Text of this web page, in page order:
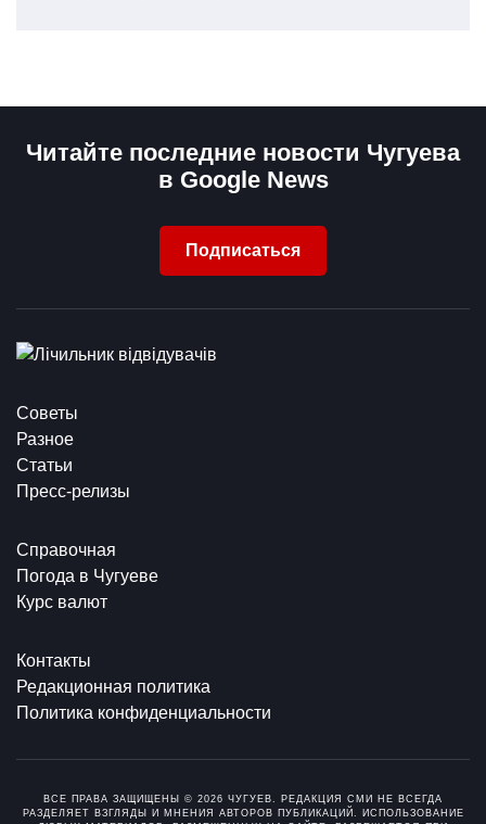
Читайте последние новости Чугуева
в Google News
Подписаться
Советы
Разное
Статьи
Пресс-релизы
Справочная
Погода в Чугуеве
Курс валют
Контакты
Редакционная политика
Политика конфиденциальности
ВСЕ ПРАВА ЗАЩИЩЕНЫ © 2026 ЧУГУЕВ. РЕДАКЦИЯ СМИ НЕ ВСЕГДА
РАЗДЕЛЯЕТ ВЗГЛЯДЫ И МНЕНИЯ АВТОРОВ ПУБЛИКАЦИЙ. ИСПОЛЬЗОВАНИЕ